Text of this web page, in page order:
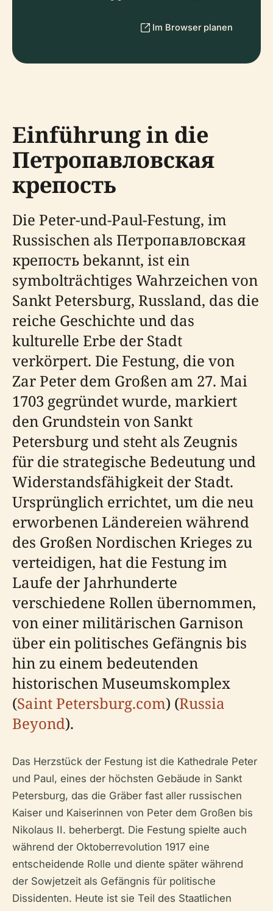
Im Browser planen
Einführung in die
Петропавловская
крепость
Die Peter-und-Paul-Festung, im
Russischen als Петропавловская
крепость bekannt, ist ein
symbolträchtiges Wahrzeichen von
Sankt Petersburg, Russland, das die
reiche Geschichte und das
kulturelle Erbe der Stadt
verkörpert. Die Festung, die von
Zar Peter dem Großen am 27. Mai
1703 gegründet wurde, markiert
den Grundstein von Sankt
Petersburg und steht als Zeugnis
für die strategische Bedeutung und
Widerstandsfähigkeit der Stadt.
Ursprünglich errichtet, um die neu
erworbenen Ländereien während
des Großen Nordischen Krieges zu
verteidigen, hat die Festung im
Laufe der Jahrhunderte
verschiedene Rollen übernommen,
von einer militärischen Garnison
über ein politisches Gefängnis bis
hin zu einem bedeutenden
historischen Museumskomplex
(Saint Petersburg.com) (Russia
Beyond).
Das Herzstück der Festung ist die Kathedrale Peter
und Paul, eines der höchsten Gebäude in Sankt
Petersburg, das die Gräber fast aller russischen
Kaiser und Kaiserinnen von Peter dem Großen bis
Nikolaus II. beherbergt. Die Festung spielte auch
während der Oktoberrevolution 1917 eine
entscheidende Rolle und diente später während
der Sowjetzeit als Gefängnis für politische
Dissidenten. Heute ist sie Teil des Staatlichen